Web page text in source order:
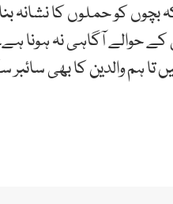
کو حملوں کا نشانہ
حوالے آگاہی نہ ہونا
ہم والدین کا بھی سائبر